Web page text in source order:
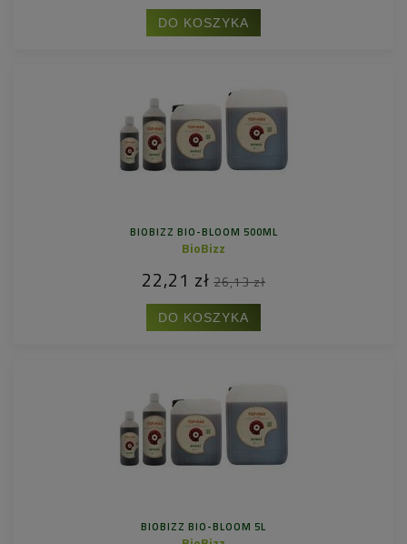
DO KOSZYKA
BIOBIZZ BIO-BLOOM 500ML
BioBizz
22,21 zł 26,13 zł
DO KOSZYKA
BIOBIZZ BIO-BLOOM 5L